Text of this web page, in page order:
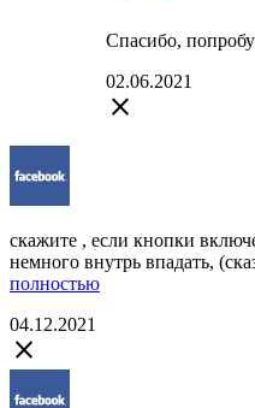
Спасибо,
02.06.2021
close
скажите , если кнопки
немного внутрь впадать,
полностью
04.12.2021
close